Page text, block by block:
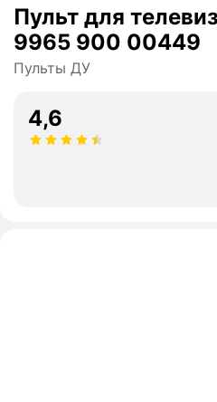
Пульт для
9965 900 00449
Пульты ДУ
4,6